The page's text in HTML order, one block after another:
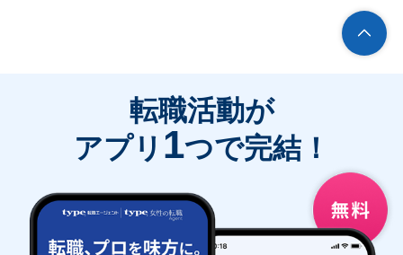
転職活動が
アプリ 1つで完結！